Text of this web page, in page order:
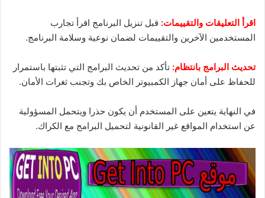
اقرأ التعليقات والتقييمات: قبل تنزيل البرنامج اقرأ تجارب
المستخدمين الآخرين والتقييمات لضمان نوعية وسلامة البرنامج.
تحديث البرامج بانتظام: تأكد من تحديث البرامج التي تثبتها باستمرار
للحفاظ على أمان جهاز الكمبيوتر الخاص بك وتجنب ثغرات الأمان.
في النهاية يتعين على المستخدم أن يكون حذرا ويتحمل المسؤولية
عن استخدام المواقع غير القانونية لتحميل البرامج مع الكراك.